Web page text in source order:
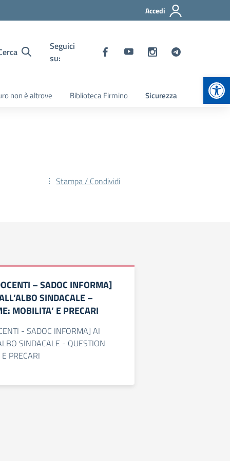
Accedi
Seguici
su:
non è altrove Biblioteca Firmino Sicurezza
Stampa / Condividi
– SADOC INFORMA]
SINDACALE –
MOBILITA’ E PRECARI
- SADOC INFORMA] AI
SINDACALE - QUESTION
PRECARI